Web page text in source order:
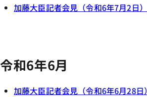
加藤大臣記者会見（令和6年7月2日）
令和6年6月
加藤大臣記者会見（令和6年6月28日）